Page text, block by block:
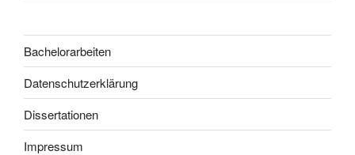
Bachelorarbeiten
Datenschutzerklärung
Dissertationen
Impressum